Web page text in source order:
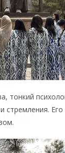
тонкий
стремления.